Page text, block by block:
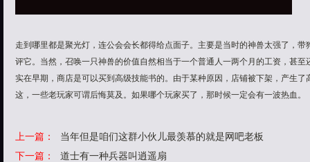
走到哪里都是聚光灯，连公会会长都得给点面子。主要是当时的神兽太强了，
评它。当然，召唤一只神兽的价值自然相当于一个普通人一两个月的工资，甚
实在早期，商店是可以买到高级技能书的。由于某种原因，店铺被下架，产生
这，一些老玩家可谓后悔莫及。如果哪个玩家买了，那时候一定会有一波热血。
上一篇：
当年但是咱们这群小伙儿最羡慕的就是网吧老板
下一篇：
道士有一种兵器叫逍遥扇